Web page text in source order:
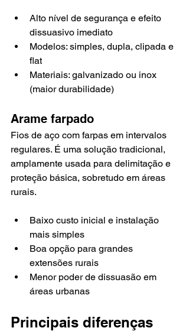
Alto nível de segurança e efeito
dissuasivo imediato
Modelos: simples, dupla, clipada e
flat
Materiais: galvanizado ou inox
(maior durabilidade)
Arame farpado
Fios de aço com farpas em intervalos
regulares. É uma solução tradicional,
amplamente usada para delimitação e
proteção básica, sobretudo em áreas
rurais.
Baixo custo inicial e instalação
mais simples
Boa opção para grandes
extensões rurais
Menor poder de dissuasão em
áreas urbanas
Principais diferenças